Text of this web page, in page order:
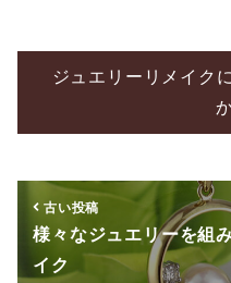
ジュエリーリメイク
古い投稿
様々なジュエリーを組
イク